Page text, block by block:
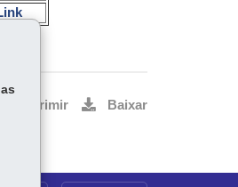
Imprimir Baixar